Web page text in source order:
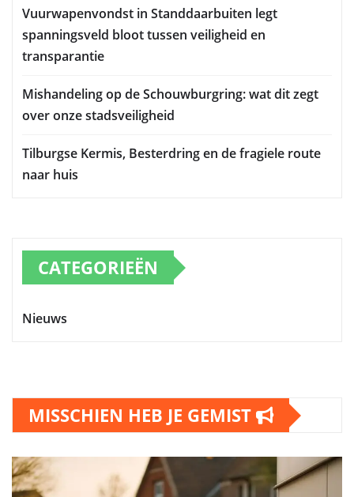
Vuurwapenvondst in Standdaarbuiten legt
spanningsveld bloot tussen veiligheid en
transparantie
Mishandeling op de Schouwburgring: wat dit zegt
over onze stadsveiligheid
Tilburgse Kermis, Besterdring en de fragiele route
naar huis
CATEGORIEËN
Nieuws
MISSCHIEN HEB JE GEMIST